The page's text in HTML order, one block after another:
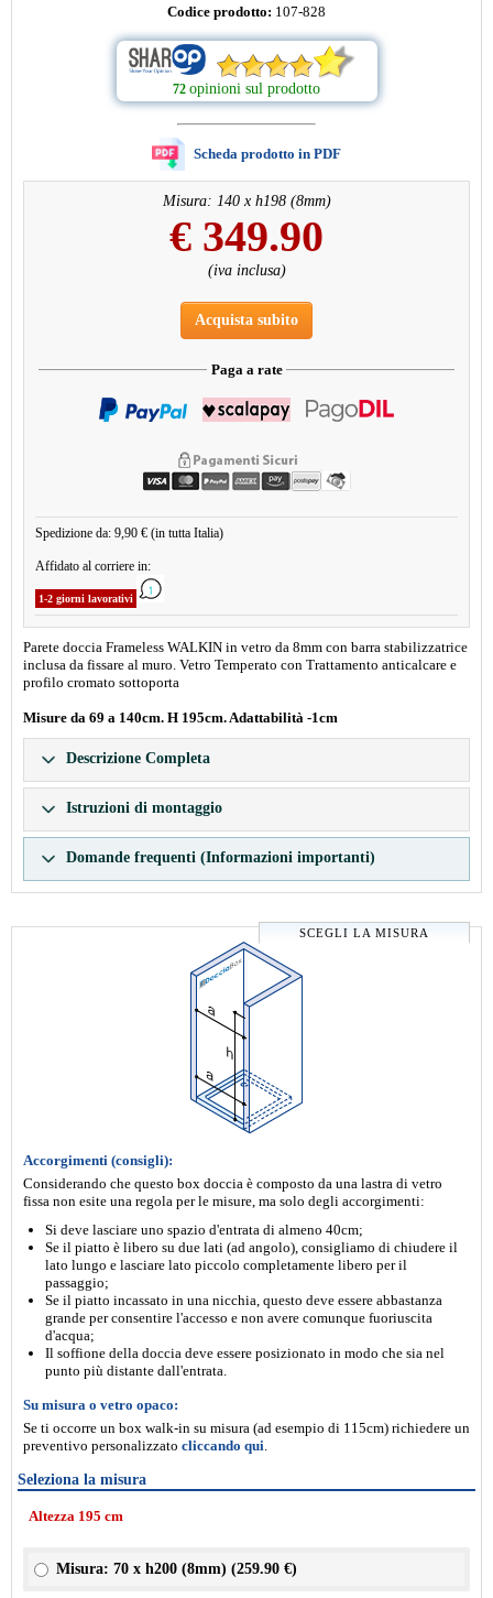
Codice prodotto: 107-828
72 opinioni sul prodotto
Scheda prodotto in PDF
Misura: 140 x h198 (8mm)
€ 349.90
(iva inclusa)
Acquista subito
Paga a rate
Spedizione da: 9,90 € (in tutta Italia)
Affidato al corriere in:
1-2 giorni lavorativi
Parete doccia Frameless WALKIN in vetro da 8mm con barra stabilizzatrice
inclusa da fissare al muro. Vetro Temperato con Trattamento anticalcare e
profilo cromato sottoporta
Misure da 69 a 140cm. H 195cm. Adattabilità -1cm
Descrizione Completa
Istruzioni di montaggio
Domande frequenti (Informazioni importanti)
SCEGLI LA MISURA
Accorgimenti (consigli):
Considerando che questo box doccia è composto da una lastra di vetro
fissa non esite una regola per le misure, ma solo degli accorgimenti:
Si deve lasciare uno spazio d'entrata di almeno 40cm;
Se il piatto è libero su due lati (ad angolo), consigliamo di chiudere il
lato lungo e lasciare lato piccolo completamente libero per il
passaggio;
Se il piatto incassato in una nicchia, questo deve essere abbastanza
grande per consentire l'accesso e non avere comunque fuoriuscita
d'acqua;
Il soffione della doccia deve essere posizionato in modo che sia nel
punto più distante dall'entrata.
Su misura o vetro opaco:
Se ti occorre un box walk-in su misura (ad esempio di 115cm) richiedere un
preventivo personalizzato cliccando qui.
Seleziona la misura
Altezza 195 cm
Misura: 70 x h200 (8mm) (259.90 €)